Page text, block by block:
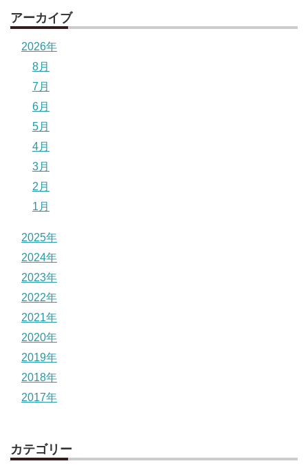
アーカイブ
2026年
8月
7月
6月
5月
4月
3月
2月
1月
2025年
2024年
2023年
2022年
2021年
2020年
2019年
2018年
2017年
カテゴリー